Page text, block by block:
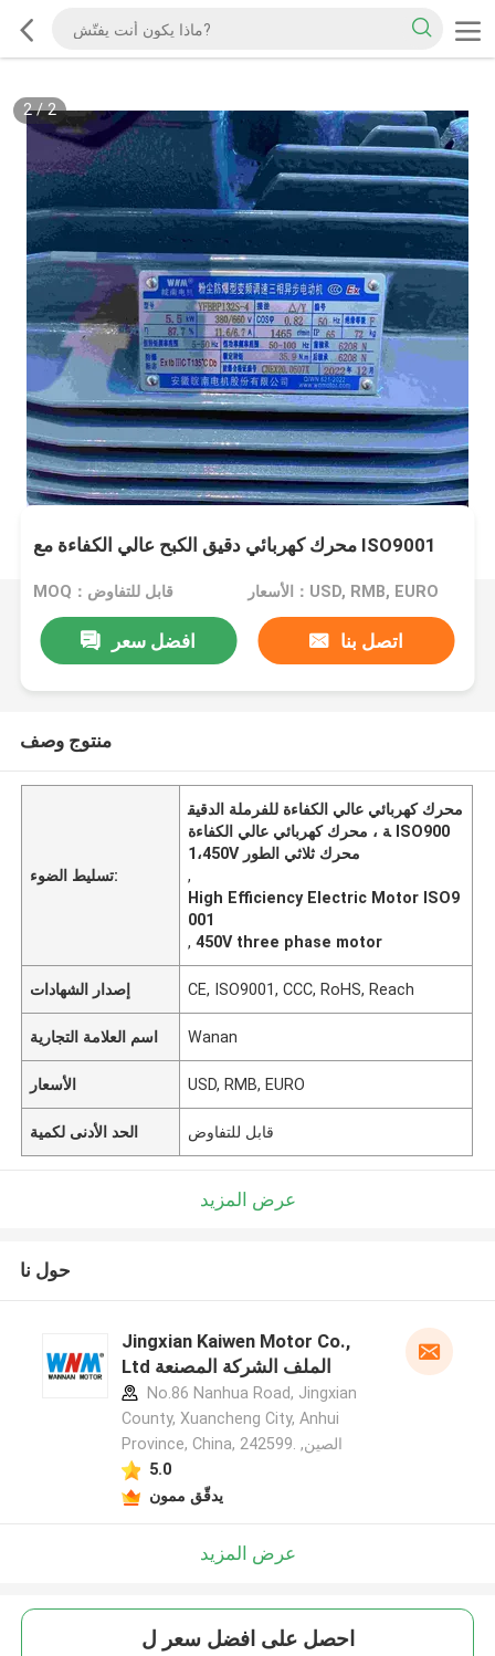
2/2
محرك كهربائي دقيق الكبح عالي الكفاءة مع ISO9001
MOQ：قابل للتفاوض الأسعار：USD, RMB, EURO
افضل سعر اتصل بنا
منتوج وصف
تسليط الضوء:
محرك كهربائي عالي الكفاءة للفرملة الدقيق
ة ، محرك كهربائي عالي الكفاءة ISO900
1،450V محرك ثلاثي الطور
,
High Efficiency Electric Motor ISO9
001
,450V three phase motor
إصدار الشهادات CE, ISO9001, CCC, RoHS, Reach
اسم العلامة التجارية Wanan
الأسعار USD, RMB, EURO
الحد الأدنى لكمية قابل للتفاوض
عرض المزيد
حول نا
Jingxian Kaiwen Motor Co.,
Ltd الملف الشركة المصنعة
No.86 Nanhua Road, Jingxian
County, Xuancheng City, Anhui
Province, China, 242599. ,الصين
5.0
يدقّق ممون
عرض المزيد
احصل على افضل سعر ل